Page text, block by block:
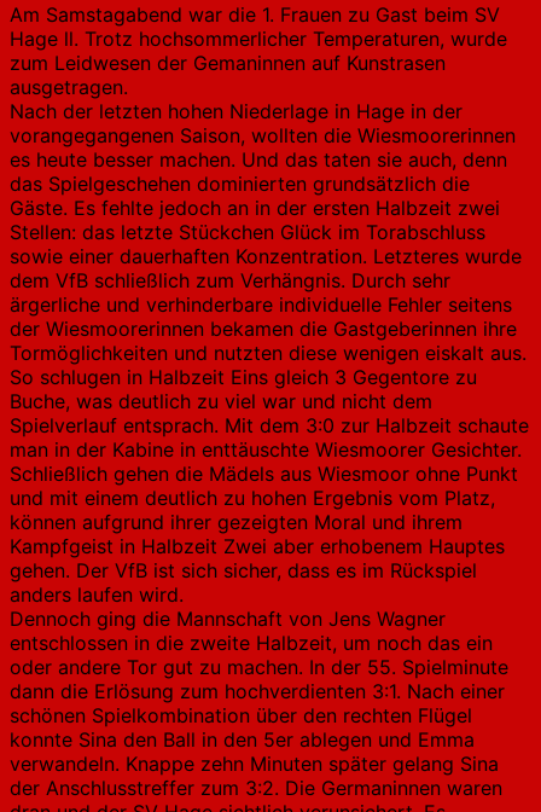
Am Samstagabend war die 1. Frauen zu Gast beim SV
Hage ll. Trotz hochsommerlicher Temperaturen, wurde
zum Leidwesen der Gemaninnen auf Kunstrasen
ausgetragen.
Nach der letzten hohen Niederlage in Hage in der
vorangegangenen Saison, wollten die Wiesmoorerinnen
es heute besser machen. Und das taten sie auch, denn
das Spielgeschehen dominierten grundsätzlich die
Gäste. Es fehlte jedoch an in der ersten Halbzeit zwei
Stellen: das letzte Stückchen Glück im Torabschluss
sowie einer dauerhaften Konzentration. Letzteres wurde
dem VfB schließlich zum Verhängnis. Durch sehr
ärgerliche und verhinderbare individuelle Fehler seitens
der Wiesmoorerinnen bekamen die Gastgeberinnen ihre
Tormöglichkeiten und nutzten diese wenigen eiskalt aus.
So schlugen in Halbzeit Eins gleich 3 Gegentore zu
Buche, was deutlich zu viel war und nicht dem
Spielverlauf entsprach. Mit dem 3:0 zur Halbzeit schaute
man in der Kabine in enttäuschte Wiesmoorer Gesichter.
Schließlich gehen die Mädels aus Wiesmoor ohne Punkt
und mit einem deutlich zu hohen Ergebnis vom Platz,
können aufgrund ihrer gezeigten Moral und ihrem
Kampfgeist in Halbzeit Zwei aber erhobenem Hauptes
gehen. Der VfB ist sich sicher, dass es im Rückspiel
anders laufen wird.
Dennoch ging die Mannschaft von Jens Wagner
entschlossen in die zweite Halbzeit, um noch das ein
oder andere Tor gut zu machen. In der 55. Spielminute
dann die Erlösung zum hochverdienten 3:1. Nach einer
schönen Spielkombination über den rechten Flügel
konnte Sina den Ball in den 5er ablegen und Emma
verwandeln. Knappe zehn Minuten später gelang Sina
der Anschlusstreffer zum 3:2. Die Germaninnen waren